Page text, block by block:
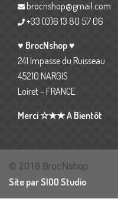
brocnshop@gmail.com
+33 (0)6 13 80 57 06
♥ BrocNshop ♥
241 Impasse du Ruisseau
45210 NARGIS
Loiret – FRANCE
Merci ☆★★ A Bientôt
© 2018 BrocNshop
Site par SIOO Studio